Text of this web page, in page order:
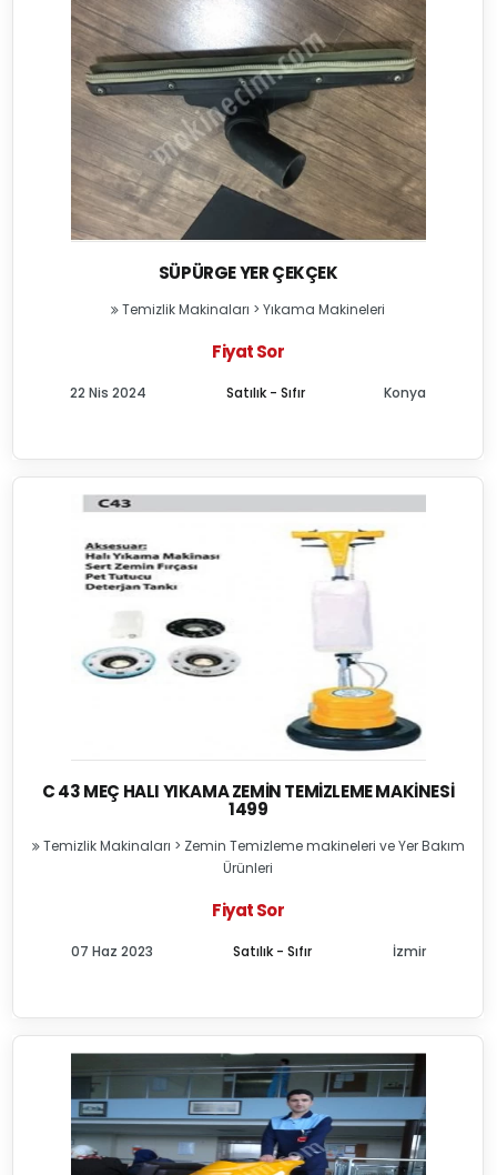
SÜPÜRGE YER ÇEKÇEK
Temizlik Makinaları >Yıkama Makineleri
Fiyat Sor
Satılık - Sıfır
22 Nis 2024 Konya
C 43 MEÇ HALI YIKAMA ZEMIN TEMIZLEME MAKINESI
1499
Temizlik Makinaları > Zemin Temizleme makineleri ve Yer Bakım
Ürünleri
Fiyat Sor
Satılık - Sıfır
07 Haz 2023 İzmir